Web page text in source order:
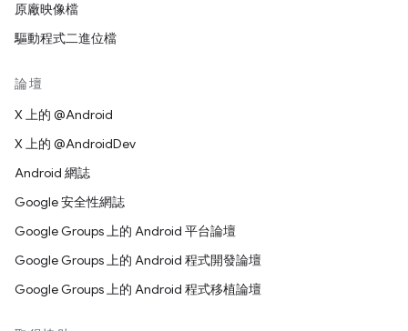
原廠映像檔
驅動程式二進位檔
論壇
X 上的 @Android
X 上的 @AndroidDev
Android 網誌
Google 安全性網誌
Google Groups 上的 Android 平台論壇
Google Groups 上的 Android 程式開發論壇
Google Groups 上的 Android 程式移植論壇